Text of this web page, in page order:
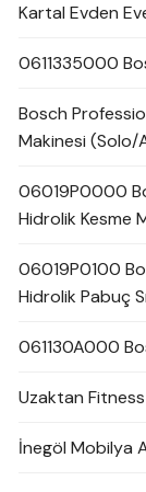
Kartal Evden
0611335000
Bosch
Makinesi
06019P0000
Hidrolik Kesme
06019P0100
Hidrolik Pabuç
061130A000
Uzaktan Fitness
İnegöl Mobilya